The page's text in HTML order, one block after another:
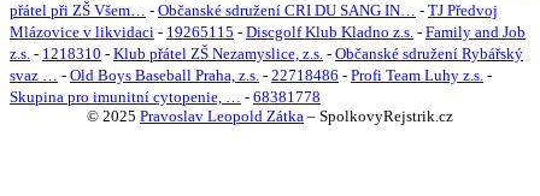
přátel při ZŠ Všem… - Občanské sdružení CRI DU SANG IN… - TJ Předvoj
Mlázovice v likvidaci - 19265115 - Discgolf Klub Kladno z.s. - Family and Job
z.s. - 1218310 - Klub přátel ZŠ Nezamyslice, z.s. - Občanské sdružení Rybářský
svaz … - Old Boys Baseball Praha, z.s. - 22718486 - Profi Team Luhy z.s. -
Skupina pro imunitní cytopenie, … - 68381778
© 2025 Pravoslav Leopold Zátka – SpolkovyRejstrik.cz